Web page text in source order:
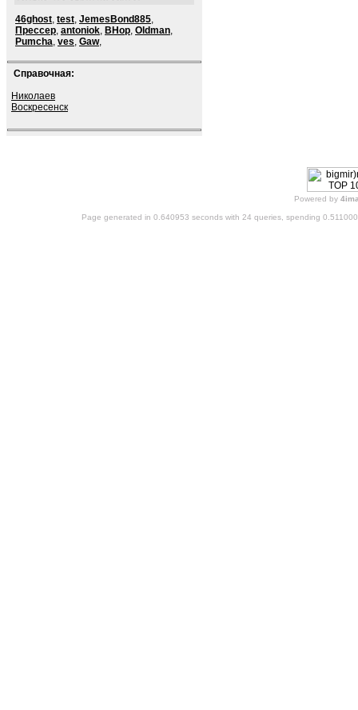
46ghost, test, JemesBond885,
Прессер, antoniok, BHop, Oldman,
Pumcha, ves, Gaw,
Справочная:
Николаев
Воскресенск
Powered by
Page generated in 0.640953 seconds with 24 queries, spending